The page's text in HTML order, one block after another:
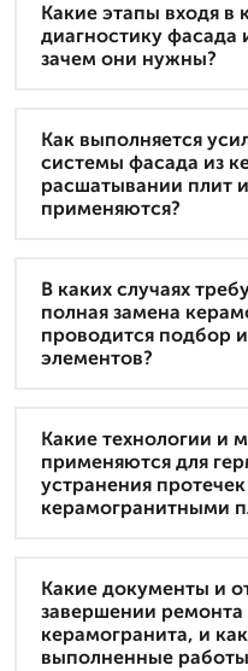
Какие этапы входя в
диагностику фасада
зачем они нужны?
Как выполняется
системы фасада из
расшатывании плит
применяются?
В каких случаях
полная замена
проводится подбор
элементов?
Какие технологии и
применяются для
устранения
керамогранитными
Какие документы и
завершении ремонта
керамогранита, и
выполненные